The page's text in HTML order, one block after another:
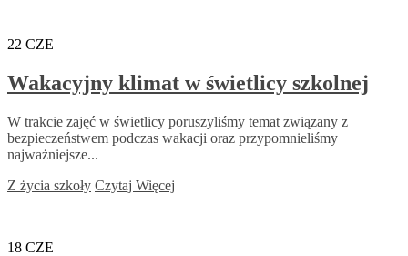
22 CZE
Wakacyjny klimat w świetlicy szkolnej
W trakcie zajęć w świetlicy poruszyliśmy temat związany z
bezpieczeństwem podczas wakacji oraz przypomnieliśmy
najważniejsze...
Z życia szkoły Czytaj Więcej
18 CZE